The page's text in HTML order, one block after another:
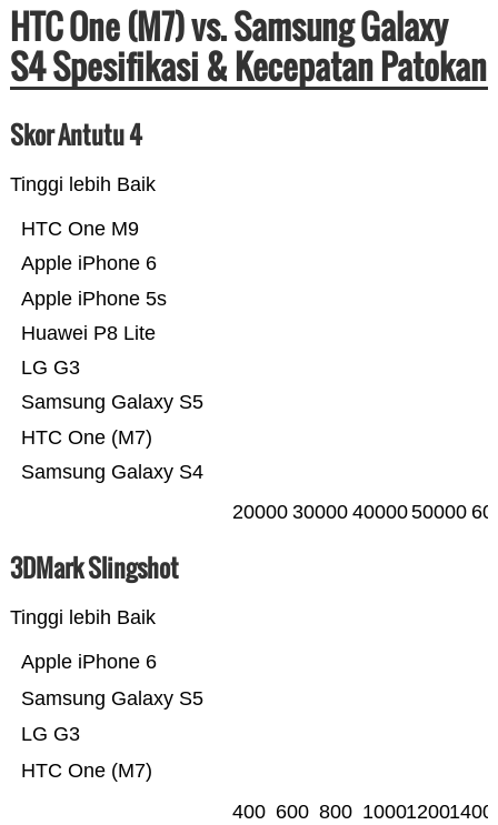
HTC One (M7) vs. Samsung Galaxy
S4 Spesifikasi & Kecepatan Patokan
Skor Antutu 4
Tinggi lebih Baik
Samsung Galaxy S4
HTC One (M7)
Samsung Galaxy S5
LG G3
Huawei P8 Lite
Apple iPhone 5s
Apple iPhone 6
HTC One M9
20000 30000 4000050000
3DMark Slingshot
Tinggi lebih Baik
HTC One (M7)
LG G3
Samsung Galaxy S5
Apple iPhone 6
400 600 800 100012001400